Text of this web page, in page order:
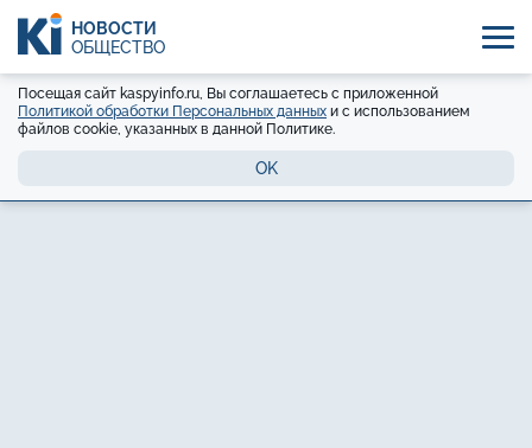
НОВОСТИ
ОБЩЕСТВО
Посещая сайт kaspyinfo.ru, Вы соглашаетесь с приложенной
Политикой обработки Персональных данных и с использованием
файлов cookie, указанных в данной Политике.
OK